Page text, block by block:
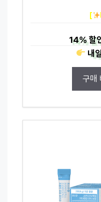
[
14%할
내
구매